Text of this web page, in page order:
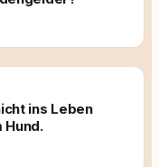
ins Leben
Hund.